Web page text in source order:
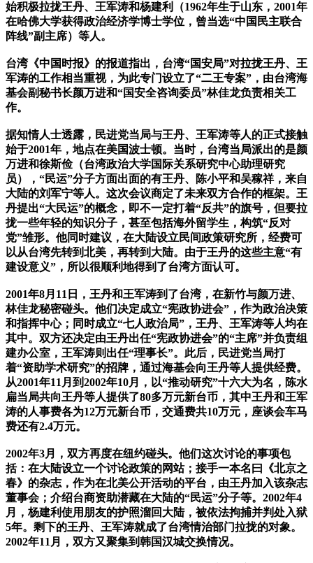
始积极拉拢王丹、王军涛和杨建利（1962年生于山东，2001年
在哈佛大学获得政治经济学博士学位，曾当选“中国民主联合
阵线”副主席）等人。
台湾《中国时报》的报道指出，台湾“国安局”对拉拢王丹、王
军涛的工作相当重视，为此专门设立了“二王专案”，由台湾海
基会副秘书长颜万进和“国安全咨询委员”林佳龙负责相关工
作。
据知情人士透露，民进党当局与王丹、王军涛等人的正式接触
始于2001年，地点在美国波士顿。当时，台湾当局派出的是颜
万进和徐斯俭（台湾政治大学国际关系研究中心助理研究
员），“民运”分子方面出面的有王丹、陈小平和吴稼祥，来自
大陆的刘军宁等人。这次会议商定了未来双方合作的框架。王
丹提出“大民运”的概念，即不一定打着“反共”的旗号，但要拉
拢一些年轻的知识分子，甚至包括海外留学生，构筑“反对
党”雏形。他同时建议，在大陆设立民间政策研究所，经费可
以从台湾先转到北美，再转到大陆。由于王丹的这些主意“有
建设意义”，所以很顺利地得到了台湾方面认可。
2001年8月11日，王丹和王军涛到了台湾，在新竹与颜万进、
林佳龙秘密碰头。他们决定成立“宪政协进会”，作为政治决策
和指挥中心；同时成立“七人政治局”，王丹、王军涛等人均在
其中。双方还决定由王丹出任“宪政协进会”的“主席”并负责组
建办公室，王军涛则出任“理事长”。此后，民进党当局打
着“资助学术研究”的招牌，通过海基会向王丹等人提供经费。
从2001年11月到2002年10月，以“推动研究”十六大为名，陈水
扁当局共向王丹等人提供了80多万元新台币，其中王丹和王军
涛的人事费各为12万元新台币，交通费共10万元，座谈会车马
费还有2.4万元。
2002年3月，双方再度在纽约碰头。他们这次讨论的事项包
括：在大陆设立一个讨论政策的网站；接手一本名曰《北京之
春》的杂志，作为在北美公开活动的平台，由王丹加入该杂志
董事会；介绍台商资助潜藏在大陆的“民运”分子等。2002年4
月，杨建利使用朋友的护照溜回大陆，被依法拘捕并判处入狱
5年。剩下的王丹、王军涛就成了台湾情治部门拉拢的对象。
2002年11月，双方又聚集到韩国汉城交换情况。